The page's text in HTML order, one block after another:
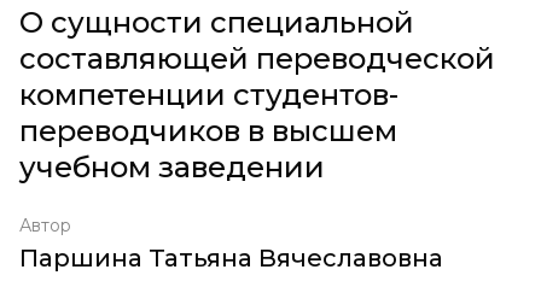
О сущности специальной
составляющей переводческой
компетенции студентов-
переводчиков в высшем
учебном заведении
Автор
Паршина Татьяна Вячеславовна